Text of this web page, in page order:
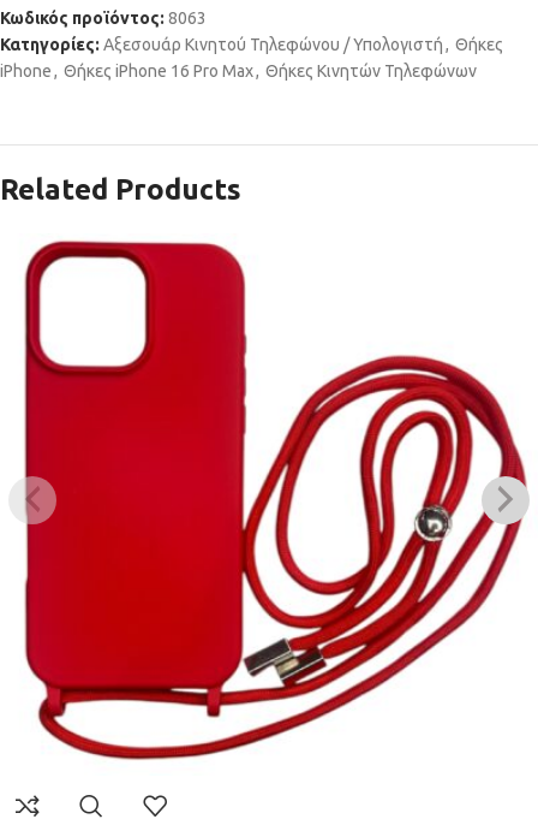
Κωδικός προϊόντος: 8063
Κατηγορίες: Αξεσουάρ Κινητού Τηλεφώνου / Υπολογιστή, Θήκες
iPhone, Θήκες iPhone 16 Pro Max, Θήκες Κινητών Τηλεφώνων
Related Products